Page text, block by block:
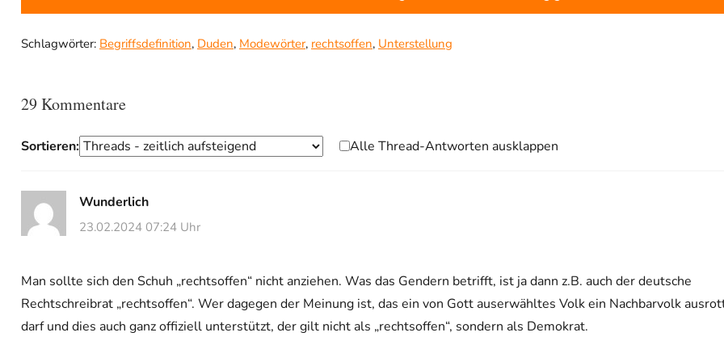
Schlagwörter: Begriffsdefinition, Duden, Modewörter, rechtsoffen, Unterstellung
29 Kommentare
Sortieren: Alle Thread-Antworten ausklappen
Wunderlich
23.02.2024 07:24 Uhr
Man sollte sich den Schuh „rechtsoffen“ nicht anziehen. Was das Gendern betrifft, ist ja dann z.B. auch der deutsche
Rechtschreibrat „rechtsoffen“. Wer dagegen der Meinung ist, das ein von Gott auserwähltes Volk ein Nachbarvolk
darf und dies auch ganz offiziell unterstützt, der gilt nicht als „rechtsoffen“, sondern als Demokrat.